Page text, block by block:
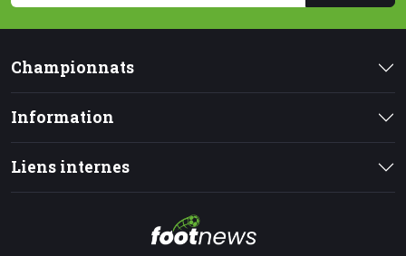
Championnats
Information
Liens internes